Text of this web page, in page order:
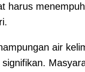
harus
air